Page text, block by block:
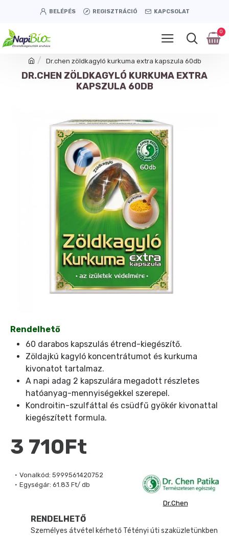
BELÉPÉS REGISZTRÁCIÓ KAPCSOLAT
0
Dr.chen zöldkagyló kurkuma extra kapszula 60db
DR.CHEN ZÖLDKAGYLÓ KURKUMA EXTRA
KAPSZULA 60DB
Vonalkód: 5999561420752
Egységár: 61.83 Ft/ db
Dr.Chen
Rendelhető
3 710Ft
60 darabos kapszulás étrend-kiegészítő.
Zöldajkú kagyló koncentrátumot és kurkuma
kivonatot tartalmaz.
A napi adag 2 kapszulára megadott részletes
hatóanyag-mennyiségekkel szerepel.
Kondroitin-szulfáttal és csüdfű gyökér kivonattal
kiegészített formula.
RENDELHETŐ
Személyes átvétel kérhető Tétényi úti szaküzletünkben